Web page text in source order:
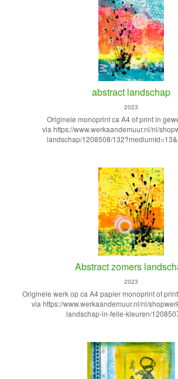
abstract landschap
2023
Originele monoprint ca A4 of print in
via https://www.werkaandemuur.nl/nl/
landschap/1208508/
Abstract zomers
2023
Originele werk op ca A4 papier monoprint of
via https://www.werkaandemuur.nl/nl/
landschap-in-felle-kleuren/